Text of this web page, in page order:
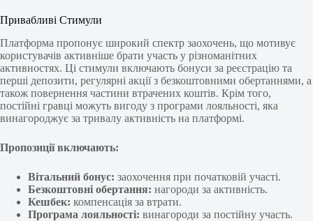
Привабливі Стимули
Платформа пропонує широкий спектр заохочень, що мотивує
користувачів активніше брати участь у різноманітних
активностях. Ці стимули включають бонуси за реєстрацію та
перші депозити, регулярні акції з безкоштовними обертаннями, а
також повернення частини втрачених коштів. Крім того,
постійні гравці можуть вигоду з програми лояльності, яка
винагороджує за тривалу активність на платформі.
Пропозиції включають:
Вітальний бонус: заохочення при початковій участі.
Безкоштовні обертання: нагороди за активність.
Кешбек: компенсація за втрати.
Програма лояльності: винагороди за постійну участь.